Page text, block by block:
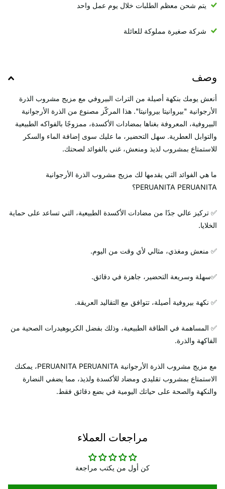
يتم شحن معظم الطلبات خلال يوم عمل واحد
شركة صغيرة مملوكة للعائلة
وصف
أنعش يومك بنكهة أصيلة من التراث البيروفي مع مزيج مشروب الذرة
الأرجوانية "بيروانيتا بيروانيتا". هذا المركّز مصنوع من الذرة الأرجوانية
البيروفية، المعروفة بغناها بمضادات الأكسدة، ممزوجًا بالفواكه الطبيعية
والتوابل العطرية. سهل التحضير، ما عليك سوى إضافة الماء والسكر
للاستمتاع بمشروب لذيذ ومنعش، غني بالفوائد لصحتك.
ما هي الفوائد التي يقدمها لك مزيج مشروب الذرة الأرجوانية
PERUANITA PERUANITA؟
✅ تركيز عالي جدًا من مضادات الأكسدة الطبيعية، التي تساعد على حماية
الخلايا.
✅ منعش ومغذي، مثالي لأي وقت من اليوم.
✅سهلة وسريعة التحضير، جاهزة في دقائق.
✅ نكهة بيروفية أصيلة، تتوافق مع التقاليد العريقة.
✅ المساهمة في الطاقة الطبيعية، وذلك بفضل الكربوهيدرات الصحية من
الفاكهة والذرة.
مع مزيج مشروب الذرة الأرجوانية PERUANITA PERUANITA، يمكنك
الاستمتاع بمشروب تقليدي ومضاد للأكسدة ولذيذ، مما يضفي النضارة
والنكهة والصحة على حياتك اليومية في بضع دقائق فقط.
مراجعات العملاء
كن أول من يكتب مراجعة